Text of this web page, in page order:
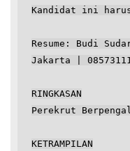
Kandidat ini
Resume: Budi
Jakarta |
RINGKASAN
Perekrut
KETRAMPILAN